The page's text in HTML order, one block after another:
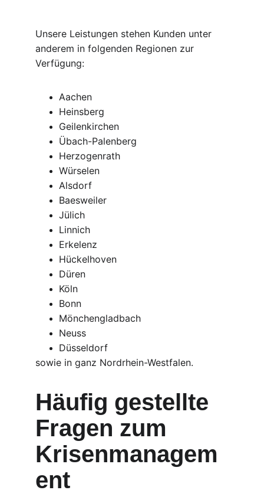
Unsere Leistungen stehen Kunden unter
anderem in folgenden Regionen zur
Verfügung:
Aachen
Heinsberg
Geilenkirchen
Übach-Palenberg
Herzogenrath
Würselen
Alsdorf
Baesweiler
Jülich
Linnich
Erkelenz
Hückelhoven
Düren
Köln
Bonn
Mönchengladbach
Neuss
Düsseldorf
sowie in ganz Nordrhein-Westfalen.
Häufig gestellte
Fragen zum
Krisenmanagem
ent